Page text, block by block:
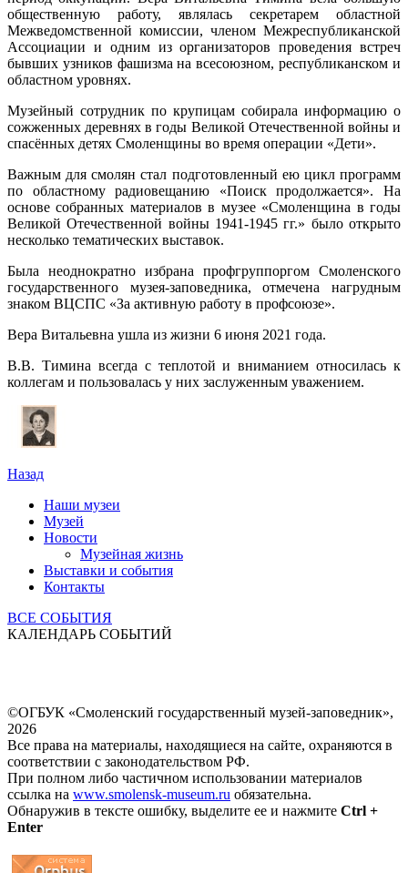
общественную работу, являлась секретарем областной
Межведомственной комиссии, членом Межреспубликанской
Ассоциации и одним из организаторов проведения встреч
бывших узников фашизма на всесоюзном, республиканском и
областном уровнях.
Музейный сотрудник по крупицам собирала информацию о
сожженных деревнях в годы Великой Отечественной войны и
спасённых детях Смоленщины во время операции «Дети».
Важным для смолян стал подготовленный ею цикл программ
по областному радиовещанию «Поиск продолжается». На
основе собранных материалов в музее «Смоленщина в годы
Великой Отечественной войны 1941-1945 гг.» было открыто
несколько тематических выставок.
Была неоднократно избрана профгруппоргом Смоленского
государственного музея-заповедника, отмечена нагрудным
знаком ВЦСПС «За активную работу в профсоюзе».
Вера Витальевна ушла из жизни 6 июня 2021 года.
В.В. Тимина всегда с теплотой и вниманием относилась к
коллегам и пользовалась у них заслуженным уважением.
Назад
Наши музеи
Музей
Новости
Музейная жизнь
Выставки и события
Контакты
ВСЕ СОБЫТИЯ
КАЛЕНДАРЬ СОБЫТИЙ
©ОГБУК «Смоленский государственный музей-заповедник»,
2026
Все права на материалы, находящиеся на сайте, охраняются в
соответствии с законодательством РФ.
При полном либо частичном использовании материалов
ссылка на www.smolensk-museum.ru обязательна.
Обнаружив в тексте ошибку, выделите ее и нажмите Ctrl +
Enter